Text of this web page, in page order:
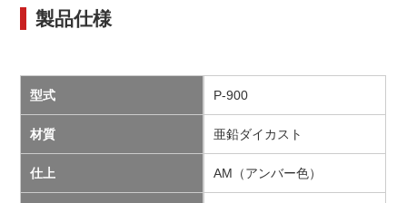
製品仕様
型式 P-900
材質 亜鉛ダイカスト
仕上 AM（アンバー色）